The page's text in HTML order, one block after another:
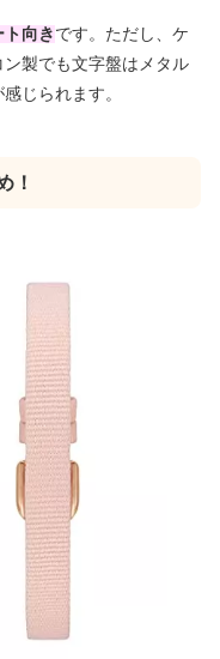
向き です。ただし、ケ
製でも文字盤はメタル
じられます。
！